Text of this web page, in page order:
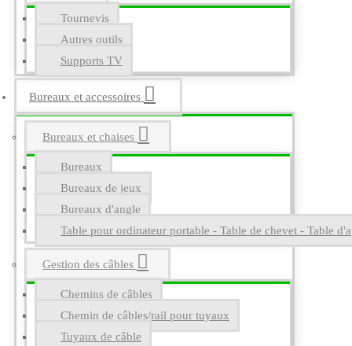
Tournevis
Autres outils
Supports TV
Bureaux et accessoires
Bureaux et chaises
Bureaux
Bureaux de jeux
Bureaux d'angle
Table pour ordinateur portable - Table de chevet - Table
Gestion des câbles
Chemins de câbles
Chemin de câbles/rail pour tuyaux
Tuyaux de câble